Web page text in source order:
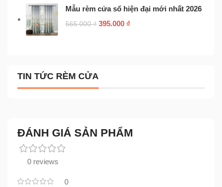
Mẫu rèm cửa sổ hiện đại mới nhất 2026
565.000₫ 395.000 ₫
TIN TỨC RÈM CỬA
ĐÁNH GIÁ SẢN PHẨM
0 reviews
0